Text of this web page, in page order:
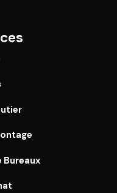
Bureaux